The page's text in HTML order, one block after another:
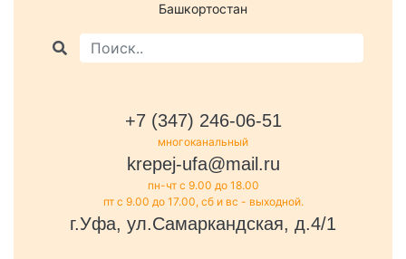
Башкортостан
+7 (347) 246-06-51
многоканальный
krepej-ufa@mail.ru
пн-чт с 9.00 до 18.00
пт с 9.00 до 17.00, сб и вс - выходной.
г.Уфа, ул.Самаркандская, д.4/1